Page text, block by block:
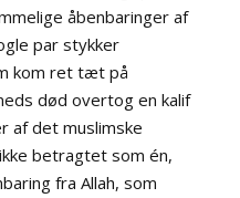
åbenbaringer af
par stykker
kom ret tæt på
død overtog en kalif
af det muslimske
betragtet som én,
fra Allah, som